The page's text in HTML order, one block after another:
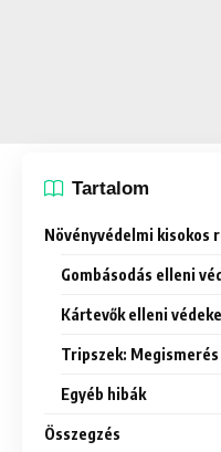
Tartalom
Növényvédelmi kisokos
Gombásodás elleni
Kártevők elleni
Tripszek:
Egyéb hibák
Összegzés